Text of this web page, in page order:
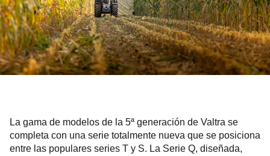
La gama de modelos de la 5ª generación de Valtra se
completa con una serie totalmente nueva que se posiciona
entre las populares series T y S. La Serie Q, diseñada,